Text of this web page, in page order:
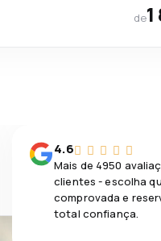
de
4.6
Mais de 4950
clientes - escolha
comprovada e
total confiança.